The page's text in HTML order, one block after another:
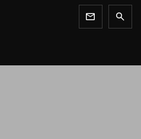
newsletter search